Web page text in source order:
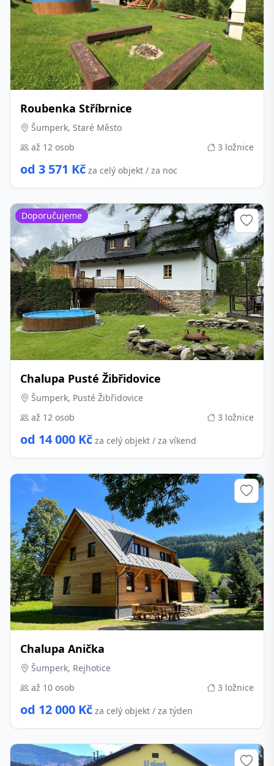
Roubenka Stříbrnice
Šumperk, Staré Město
až 12 osob
3 ložnice
od 3 571 Kč za celý objekt / za noc
Chalupa Pusté Žibřidovice
Šumperk, Pusté Žibřidovice
až 12 osob
3 ložnice
od 14 000 Kč za celý objekt / za víkend
Doporučujeme
Chalupa Anička
Šumperk, Rejhotice
až 10 osob
3 ložnice
od 12 000 Kč za celý objekt / za týden